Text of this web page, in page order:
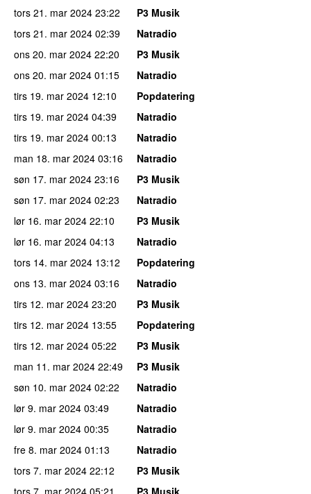
tors 21. mar 2024 23:22
P3 Musik
tors 21. mar 2024 02:39
Natradio
ons 20. mar 2024 22:20
P3 Musik
ons 20. mar 2024 01:15
Natradio
tirs 19. mar 2024 12:10
Popdatering
tirs 19. mar 2024 04:39
Natradio
tirs 19. mar 2024 00:13
Natradio
man 18. mar 2024 03:16
Natradio
søn 17. mar 2024 23:16
P3 Musik
søn 17. mar 2024 02:23
Natradio
lør 16. mar 2024 22:10
P3 Musik
lør 16. mar 2024 04:13
Natradio
tors 14. mar 2024 13:12
Popdatering
ons 13. mar 2024 03:16
Natradio
tirs 12. mar 2024 23:20
P3 Musik
tirs 12. mar 2024 13:55
Popdatering
tirs 12. mar 2024 05:22
P3 Musik
man 11. mar 2024 22:49
P3 Musik
søn 10. mar 2024 02:22
Natradio
lør 9. mar 2024 03:49
Natradio
lør 9. mar 2024 00:35
Natradio
fre 8. mar 2024 01:13
Natradio
tors 7. mar 2024 22:12
P3 Musik